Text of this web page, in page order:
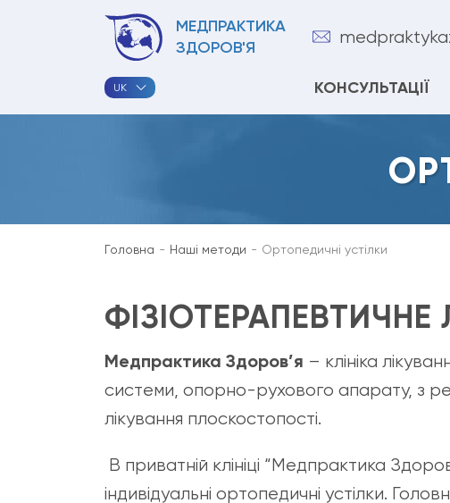
МЕДПРАКТИКА
ЗДОРОВ'Я
UK КОНСУЛЬТАЦІЇ
Головна Наші методи Ортопедичні устілки
Медпрактика Здоров’я – клініка
системи, опорно-рухового апарату, з
лікування плоскостопості.
В приватній клініці “Медпрактика
індивідуальні ортопедичні устілки.